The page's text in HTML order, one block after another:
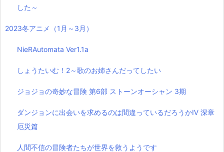
した～
2023冬アニメ（1月～3月）
NieRAutomata Ver1.1a
しょうたいむ！2～歌のお姉さんだってしたい
ジョジョの奇妙な冒険 第6部 ストーンオーシャン 3期
ダンジョンに出会いを求めるのは間違っているだろうかⅣ 深章
厄災篇
人間不信の冒険者たちが世界を救うようです